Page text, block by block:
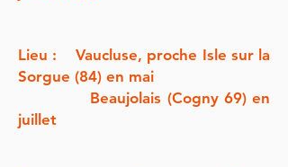
Lieu : Vaucluse, proche Isle sur la
Sorgue (84) en mai
Beaujolais (Cogny 69) en
juillet